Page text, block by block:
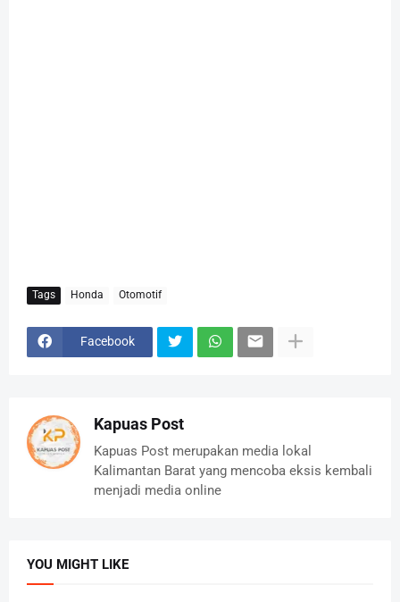
Tags Honda Otomotif
Facebook
Kapuas Post
Kapuas Post merupakan media lokal
Kalimantan Barat yang mencoba eksis kembali
menjadi media online
YOU MIGHT LIKE